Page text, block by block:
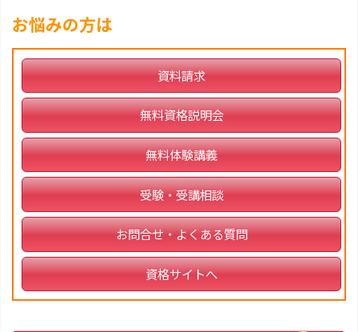
お悩みの方は
資料請求
無料資格説明会
無料体験講義
受験・受講相談
お問合せ・よくある質問
資格サイトへ